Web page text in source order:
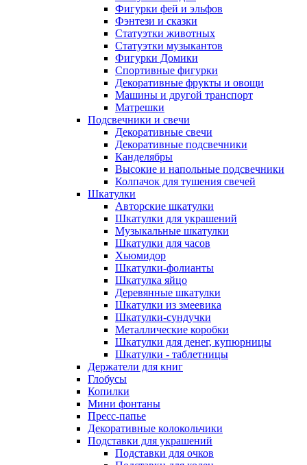
Фигурки фей и эльфов
Фэнтези и сказки
Статуэтки животных
Статуэтки музыкантов
Фигурки Домики
Спортивные фигурки
Декоративные фрукты и овощи
Машины и другой транспорт
Матрешки
Подсвечники и свечи
Декоративные свечи
Декоративные подсвечники
Канделябры
Высокие и напольные подсвечники
Колпачок для тушения свечей
Шкатулки
Авторские шкатулки
Шкатулки для украшений
Музыкальные шкатулки
Шкатулки для часов
Хьюмидор
Шкатулки-фолианты
Шкатулка яйцо
Деревянные шкатулки
Шкатулки из змеевика
Шкатулки-сундучки
Металлические коробки
Шкатулки для денег, купюрницы
Шкатулки - таблетницы
Держатели для книг
Глобусы
Копилки
Мини фонтаны
Пресс-папье
Декоративные колокольчики
Подставки для украшений
Подставки для очков